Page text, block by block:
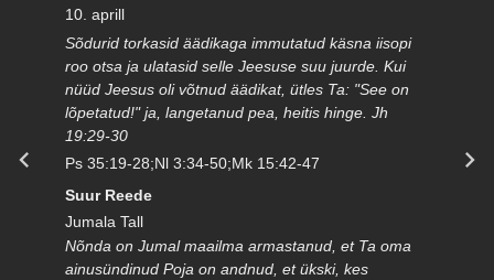
10. aprill
Sõdurid torkasid äädikaga immutatud käsna iisopi
roo otsa ja ulatasid selle Jeesuse suu juurde. Kui
nüüd Jeesus oli võtnud äädikat, ütles Ta: "See on
lõpetatud!" ja, langetanud pea, heitis hinge. Jh
19:29-30
Ps 35:19-28;Nl 3:34-50;Mk 15:42-47
Suur Reede
Jumala Tall
Nõnda on Jumal maailma armastanud, et Ta oma
ainusündinud Poja on andnud, et ükski, kes